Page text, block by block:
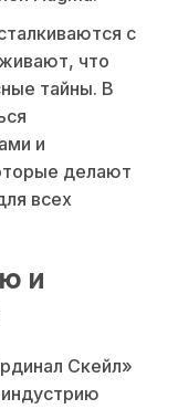
с
что
тайны. В
и
делают
всех
и
Скейл»
индустрию